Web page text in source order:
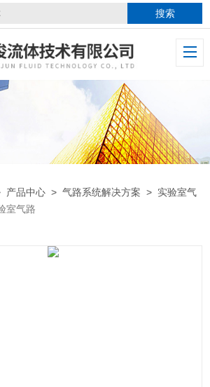
产品中心 >气路系统解决方案 > 实验室气
室气路